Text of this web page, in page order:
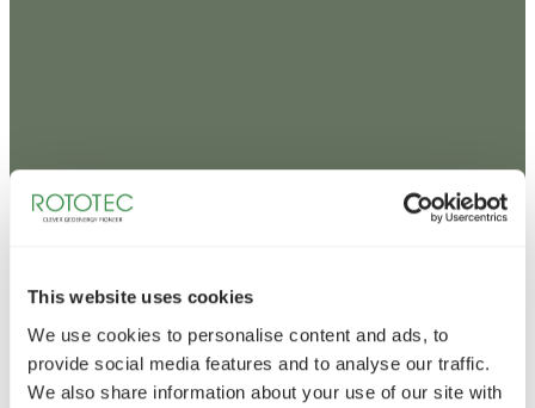
This website uses cookies
We use cookies to personalise content and ads, to
provide social media features and to analyse our traffic.
We also share information about your use of our site with